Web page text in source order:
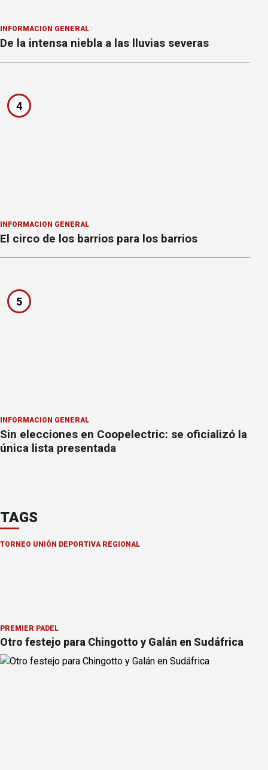
INFORMACION GENERAL
De la intensa niebla a las lluvias severas
4
INFORMACION GENERAL
El circo de los barrios para los barrios
5
INFORMACION GENERAL
Sin elecciones en Coopelectric: se oficializó la
única lista presentada
TAGS
TORNEO UNIÓN DEPORTIVA REGIONAL
PREMIER PÁDEL
Otro festejo para Chingotto y Galán en Sudáfrica